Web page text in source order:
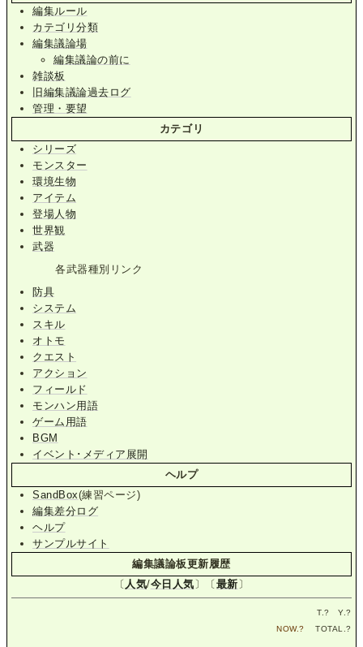
編集ルール
カテゴリ分類
編集議論場
編集議論の前に
雑談板
旧編集議論過去ログ
管理・要望
カテゴリ
シリーズ
モンスター
環境生物
アイテム
登場人物
世界観
武器
各武器種別リンク
防具
システム
スキル
オトモ
クエスト
アクション
フィールド
モンハン用語
ゲーム用語
BGM
イベント･メディア展開
ヘルプ
SandBox(練習ページ)
編集差分ログ
ヘルプ
サンプルサイト
編集議論板更新履歴
〔 人気/今日人気 〕〔 最新 〕
T.? Y.?
NOW.? TOTAL.?